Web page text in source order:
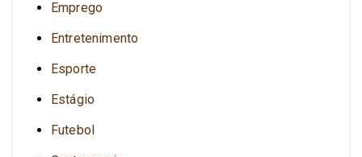
Emprego
Entretenimento
Esporte
Estágio
Futebol